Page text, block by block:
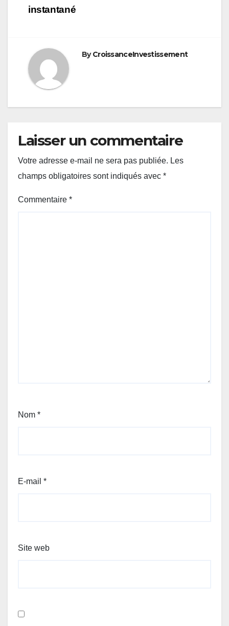
instantané
ByCroissanceInvestissement
Laisser un commentaire
Votre adresse e-mail ne sera pas publiée. Les
champs obligatoires sont indiqués avec *
Commentaire *
Nom *
E-mail *
Site web